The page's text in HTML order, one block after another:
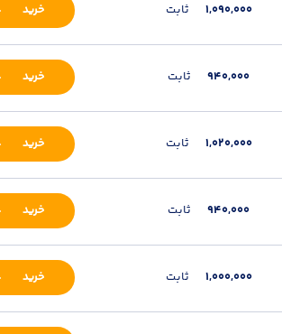
1,090,000 ثابت خرید
940,000 ثابت خرید
1,020,000 ثابت خرید
940,000 ثابت خرید
1,000,000 ثابت خرید